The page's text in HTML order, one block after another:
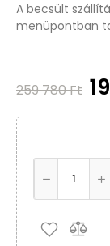
A becsült
menüpontban
259 780 Ft